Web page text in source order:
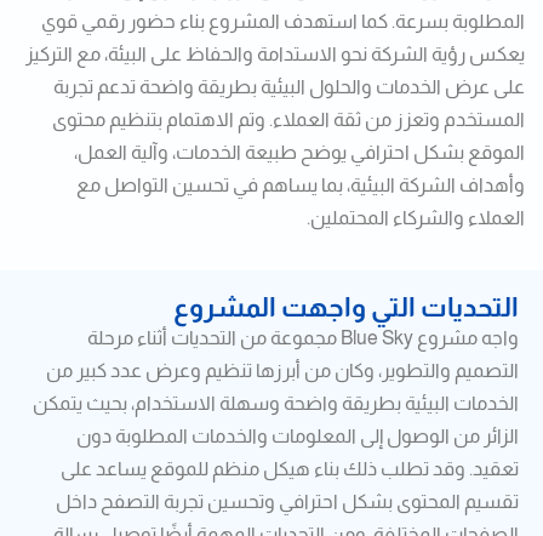
المطلوبة بسرعة. كما استهدف المشروع بناء حضور رقمي قوي
يعكس رؤية الشركة نحو الاستدامة والحفاظ على البيئة، مع التركيز
على عرض الخدمات والحلول البيئية بطريقة واضحة تدعم تجربة
المستخدم وتعزز من ثقة العملاء. وتم الاهتمام بتنظيم محتوى
الموقع بشكل احترافي يوضح طبيعة الخدمات، وآلية العمل،
وأهداف الشركة البيئية، بما يساهم في تحسين التواصل مع
العملاء والشركاء المحتملين.
التحديات التي واجهت المشروع
واجه مشروع Blue Sky مجموعة من التحديات أثناء مرحلة
التصميم والتطوير، وكان من أبرزها تنظيم وعرض عدد كبير من
الخدمات البيئية بطريقة واضحة وسهلة الاستخدام، بحيث يتمكن
الزائر من الوصول إلى المعلومات والخدمات المطلوبة دون
تعقيد. وقد تطلب ذلك بناء هيكل منظم للموقع يساعد على
تقسيم المحتوى بشكل احترافي وتحسين تجربة التصفح داخل